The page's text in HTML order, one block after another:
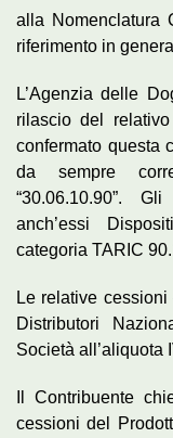
alla Nomenclatura
riferimento in
L’Agenzia delle
rilascio del
confermato questa
da sempre
“30.06.10.90”.
anch’essi
categoria TARIC
Le relative
Distributori
Società all’aliquota
Il Contribuente
cessioni del